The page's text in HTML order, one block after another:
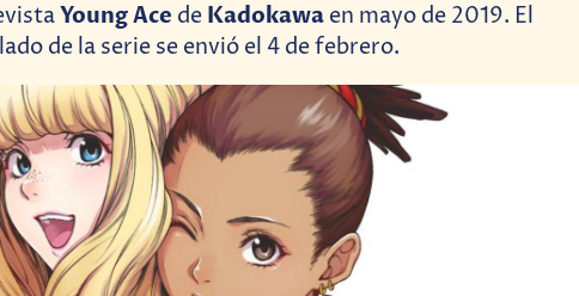
Young Ace de Kadokawa en mayo de 2019. El
de la serie se envió el 4 de febrero.